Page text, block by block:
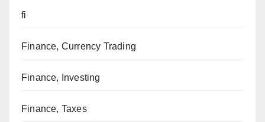
fi
Finance, Currency Trading
Finance, Investing
Finance, Taxes